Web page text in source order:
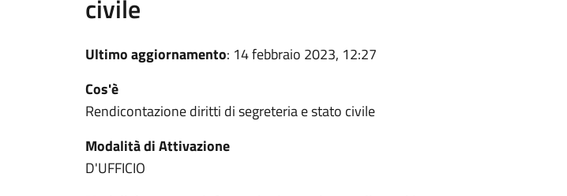
civile
Ultimo aggiornamento: 14 febbraio 2023, 12:27
Cos'è
Rendicontazione diritti di segreteria e stato civile
Modalità di Attivazione
D'UFFICIO